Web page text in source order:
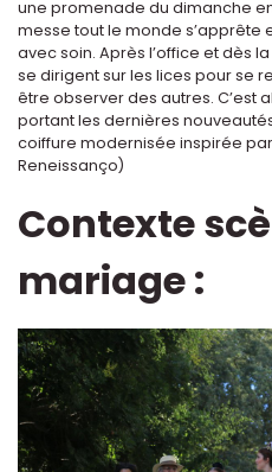
une promenade du dimanche
messe tout le monde s’apprête
avec soin. Après l’office et dès
se dirigent sur les lices pour se
être observer des autres. C’est
portant les dernières
coiffure modernisée inspirée
Reneissanço)
Contexte
mariage :